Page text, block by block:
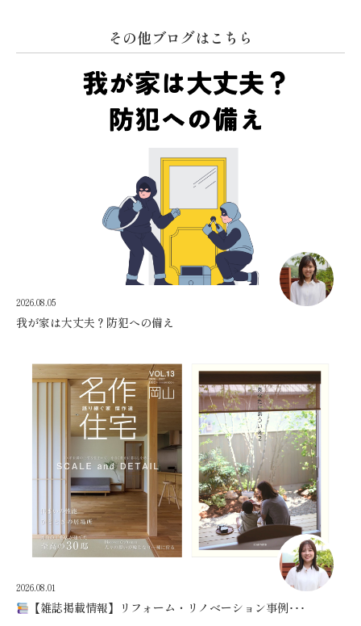
その他ブログはこちら
2026.08.05
我が家は大丈夫？防犯への備え
2026.08.01
【雑誌掲載情報】リフォーム・リノベーション事例･･･